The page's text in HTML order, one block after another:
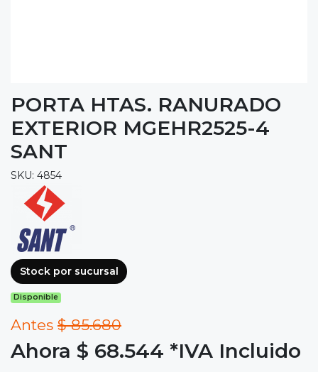
PORTA HTAS. RANURADO
EXTERIOR MGEHR2525-4
SANT
SKU: 4854
Stock por sucursal
Disponible
Antes $ 85.680
Ahora $ 68.544 *IVA Incluido